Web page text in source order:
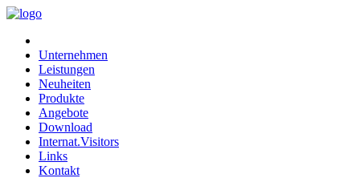
Unternehmen
Leistungen
Neuheiten
Produkte
Angebote
Download
Internat.Visitors
Links
Kontakt